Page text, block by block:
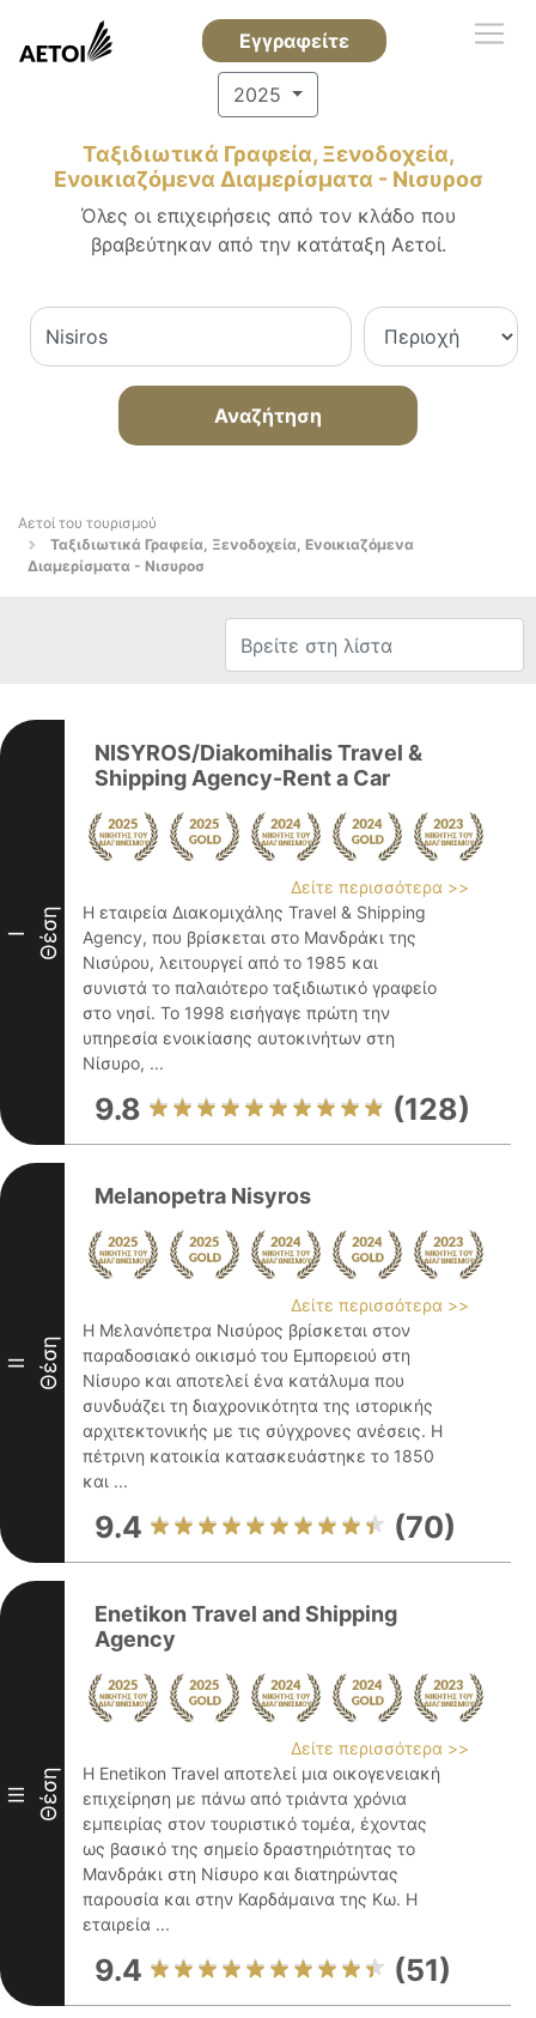
Εγγραφείτε
2025
Ταξιδιωτικά Γραφεία, Ξενοδοχεία,
Ενοικιαζόμενα Διαμερίσματα - Νισυροσ
Όλες οι επιχειρήσεις από τον κλάδο που
βραβεύτηκαν από την κατάταξη Αετοί.
Αναζήτηση
Αετοί του τουρισμού
Ταξιδιωτικά Γραφεία, Ξενοδοχεία, Ενοικιαζόμενα
Διαμερίσματα - Νισυροσ
I Θέση
NISYROS/Diakomihalis Travel &
Shipping Agency-Rent a Car
Δείτε περισσότερα >>
Η εταιρεία Διακομιχάλης Travel & Shipping
Agency, που βρίσκεται στο Μανδράκι της
Νισύρου, λειτουργεί από το 1985 και
συνιστά το παλαιότερο ταξιδιωτικό γραφείο
στο νησί. Το 1998 εισήγαγε πρώτη την
υπηρεσία ενοικίασης αυτοκινήτων στη
Νίσυρο, ...
9.8 (128)
II Θέση
Melanopetra Nisyros
Δείτε περισσότερα >>
Η Μελανόπετρα Νισύρος βρίσκεται στον
παραδοσιακό οικισμό του Εμπορειού στη
Νίσυρο και αποτελεί ένα κατάλυμα που
συνδυάζει τη διαχρονικότητα της ιστορικής
αρχιτεκτονικής με τις σύγχρονες ανέσεις. Η
πέτρινη κατοικία κατασκευάστηκε το 1850
και ...
9.4 (70)
III Θέση
Enetikon Travel and Shipping
Agency
Δείτε περισσότερα >>
Η Enetikon Travel αποτελεί μια οικογενειακή
επιχείρηση με πάνω από τριάντα χρόνια
εμπειρίας στον τουριστικό τομέα, έχοντας
ως βασικό της σημείο δραστηριότητας το
Μανδράκι στη Νίσυρο και διατηρώντας
παρουσία και στην Καρδάμαινα της Κω. Η
εταιρεία ...
9.4 (51)